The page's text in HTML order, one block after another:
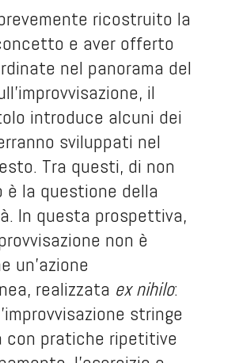
ricostruito la
e aver offerto
nel panorama del
il
introduce alcuni dei
sviluppati nel
Tra questi, di non
è la questione della
In questa prospettiva,
non è
un’azione
realizzata ex nihilo:
stringe
con pratiche ripetitive